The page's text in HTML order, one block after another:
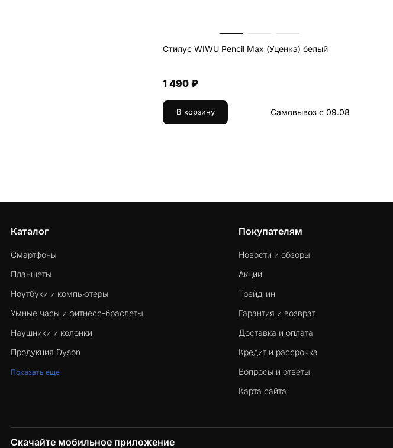
Стилус WIWU Pencil Max (Уценка) белый
1 490 ₽
В корзину Самовывоз с 09.08
Каталог
Смартфоны
Планшеты
Ноутбуки и компьютеры
Умные часы и фитнесс-браслеты
Наушники и колонки
Продукция Dyson
Показать еще
Покупателям
Новости и обзоры
Акции
Трейд-ин
Гарантия и возврат
Доставка и оплата
Кредит и рассрочка
Вопросы и ответы
Карта сайта
Скачайте мобильное приложение